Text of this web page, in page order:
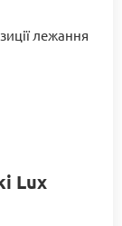
лежання
Lux